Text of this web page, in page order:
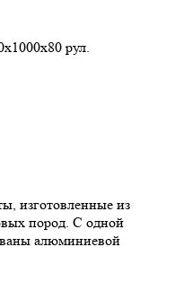
рул.
изготовленные из
пород. С одной
алюминиевой